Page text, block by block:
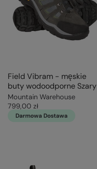
Field Vibram - męskie
buty wodoodporne Szary
Mountain Warehouse
799,00 zł
Darmowa Dostawa